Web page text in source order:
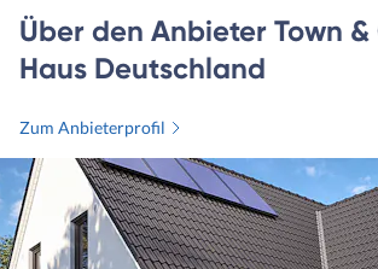
Über den Anbieter Town
Haus Deutschland
Zum Anbieterprofil